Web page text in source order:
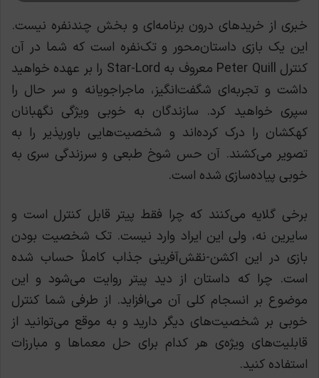
خبری از خریدهای درون برنامه‌ای و بخش چندنفره نیست.
این یک بازی داستان‌محور و تک‌نفره است که شما در آن
کنترل Peter Quill معروف به Star-Lord را بر عهده خواهید
داشت و تجربه‌ای شگفت‌انگیز، ماجراجویانه و سر حال را
سپری خواهید کرد. سازندگان به خوبی ویژگی نگهبانان
کهکشان را درک کرده‌اند و شخصیت‌هایی باورپذیر را به
تصویر می‌کشند. آن حس شوخ طبعی و سرزندگی سری به
خوبی پیاده‌سازی شده است.
برخی گلایه می‌کنند که چرا فقط پیتر قابل کنترل است و
سایرین نه، ولی این ایراد وارد نیست. تک شخصیت بودن
بازی در این اکشن-نقش‌آفرینی جذاب کاملاً حساب شده
است. چرا که داستان از دید پیتر روایت می‌شود و این
موضوع بر انسجام کلی آن می‌افزاید. از طرفی شما کنترل
خوبی بر شخصیت‌های دیگر دارید و به موقع می‌توانید از
قابلیت‌های ویژه‌ی هر کدام برای حل معماها و مبارزات
استفاده کنید.